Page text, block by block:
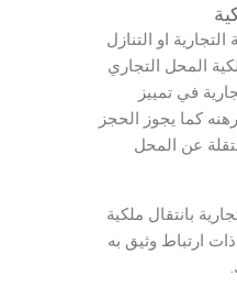
او التنازل
المحل التجاري
في تمييز
كما يجوز الحجز
عن المحل
بانتقال ملكية
ارتباط وثيق به